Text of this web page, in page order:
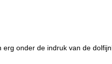
erg onder de indruk van de